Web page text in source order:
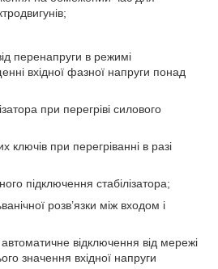
перенапруги в режимі
вхідної фазної напруги понад
при перегріві силового
ключів при перегріванні в разі
підключення стабілізатора;
розв’язки між входом і
автоматичне відключення від мережі
значення вхідної напруги